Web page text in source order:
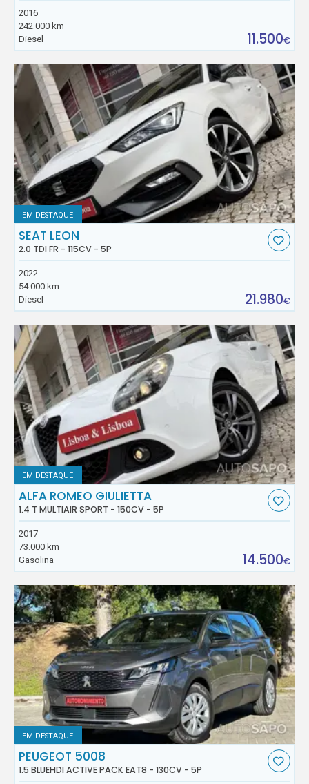
2016
242.000 km
Diesel
11.500€
EM DESTAQUE
SEAT LEON
2.0 TDI FR - 115CV - 5P
2022
54.000 km
Diesel
21.980€
EM DESTAQUE
ALFA ROMEO GIULIETTA
1.4 T MULTIAIR SPORT - 150CV - 5P
2017
73.000 km
Gasolina
14.500€
EM DESTAQUE
PEUGEOT 5008
1.5 BLUEHDI ACTIVE PACK EAT8 - 130CV - 5P